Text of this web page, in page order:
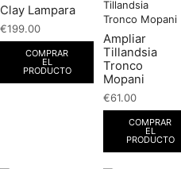
Clay Lampara
€199.00
COMPRAR
EL
PRODUCTO
Ampliar
Tillandsia
Tronco
Mopani
€61.00
COMPRAR
EL
PRODUCTO